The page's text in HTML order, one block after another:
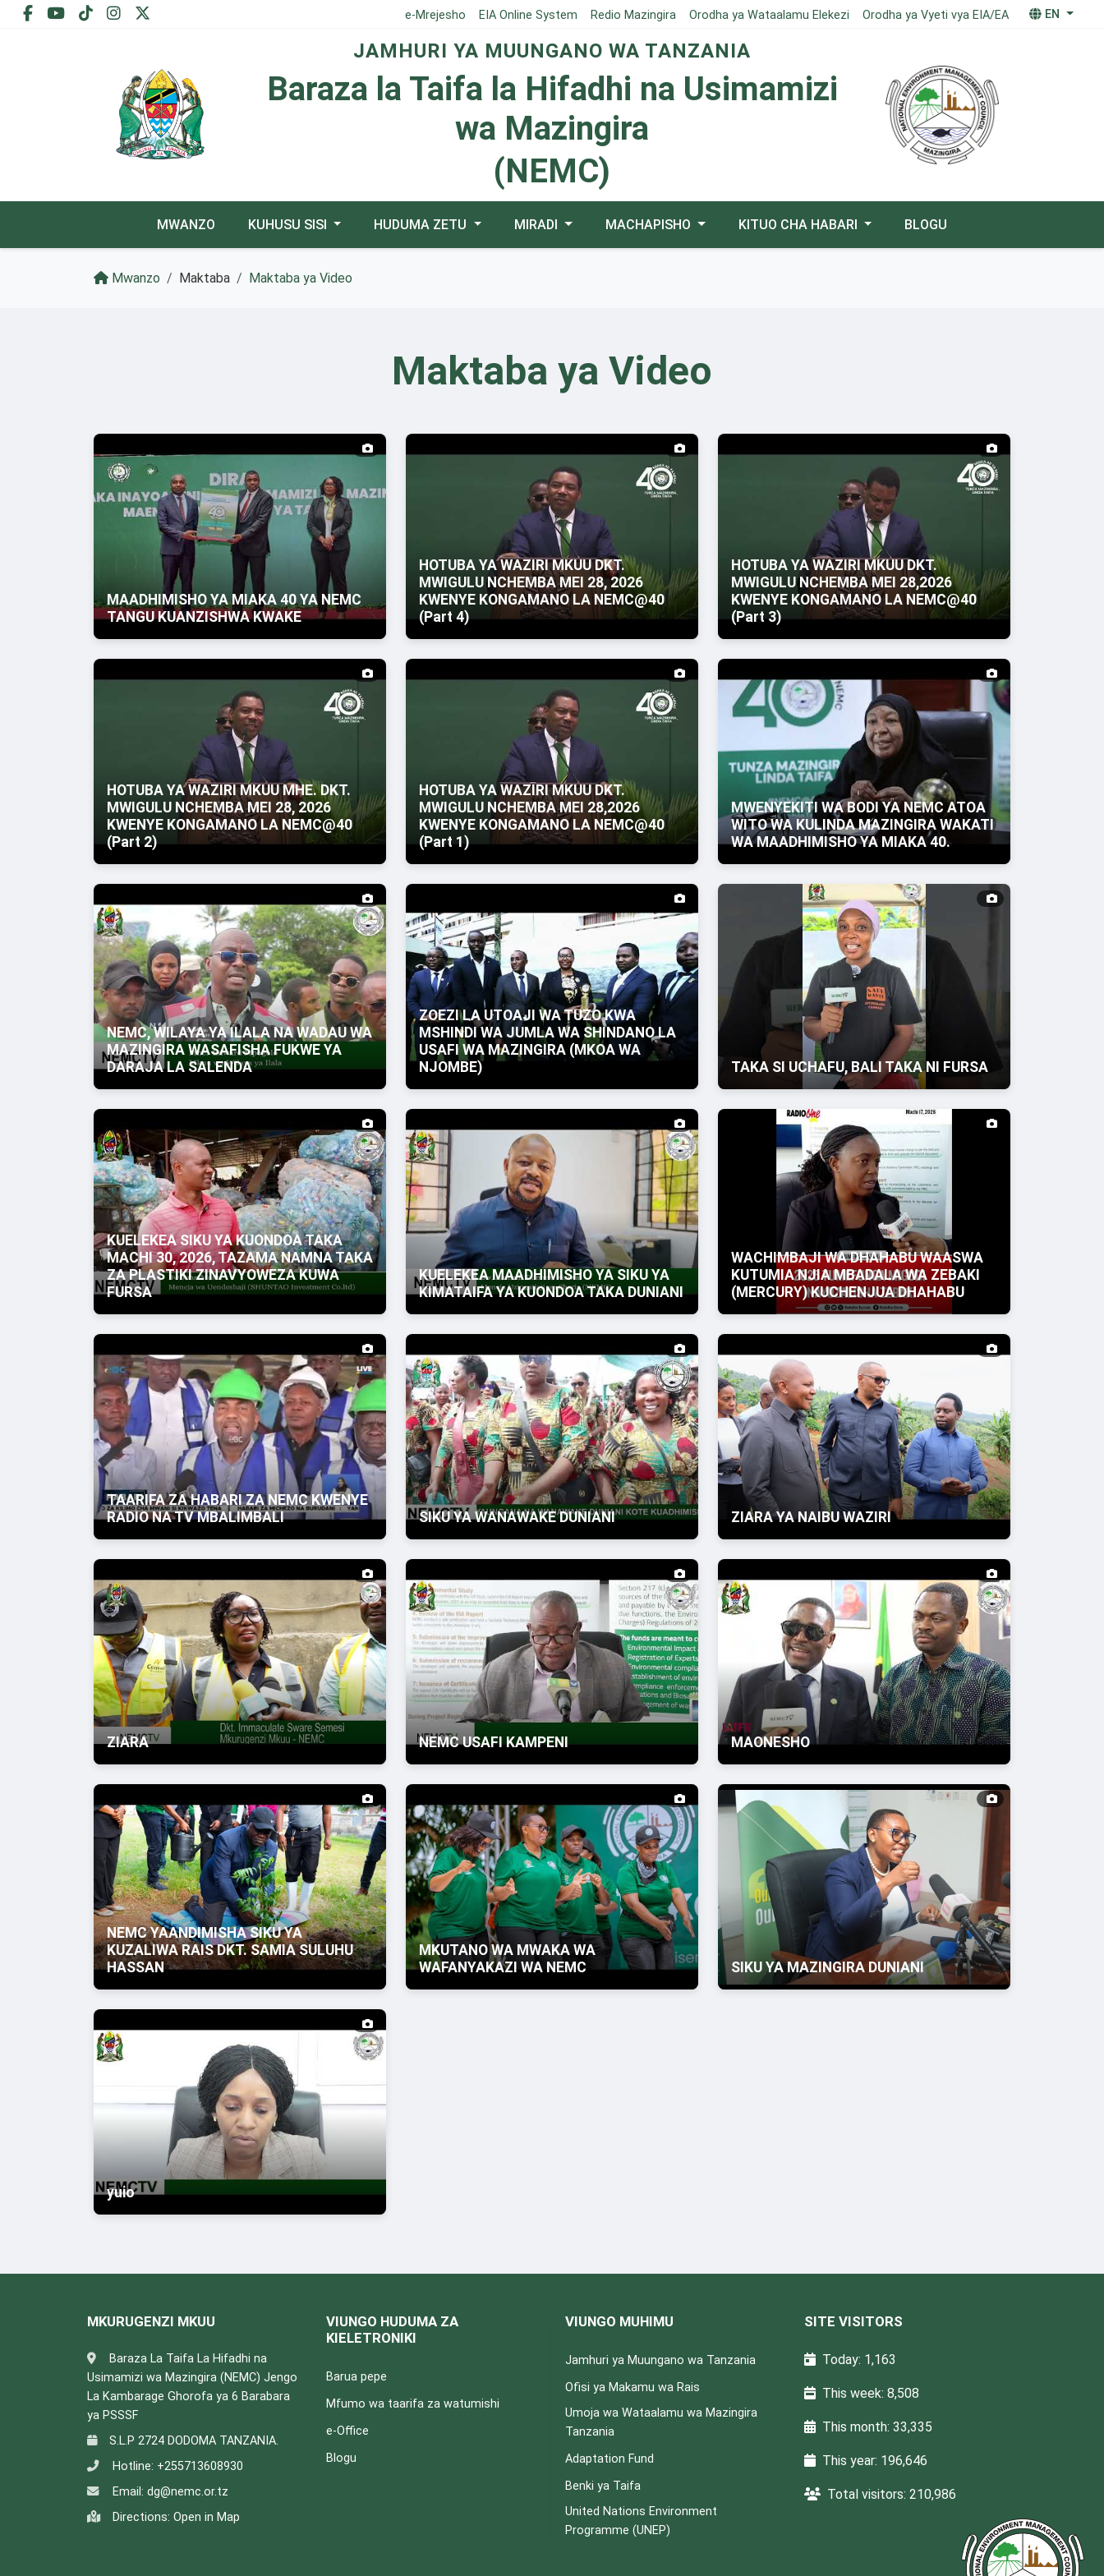
e-Mrejesho EIA Online System Redio Mazingira Orodha ya Wataalamu Elekezi Orodha ya Vyeti vya EIA/EA EN
JAMHURI YA MUUNGANO WA TANZANIA
Baraza la Taifa la Hifadhi na Usimamizi
wa Mazingira
(NEMC)
MWANZO KUHUSU SISI HUDUMA ZETU MIRADI MACHAPISHO KITUO CHA HABARI BLOGU
Mwanzo Maktaba Maktaba ya Video
Maktaba ya Video
MAADHIMISHO YA MIAKA 40 YA NEMC
TANGU KUANZISHWA KWAKE
HOTUBA YA WAZIRI MKUU DKT.
MWIGULU NCHEMBA MEI 28, 2026
KWENYE KONGAMANO LA NEMC@40
(Part 4)
HOTUBA YA WAZIRI MKUU DKT.
MWIGULU NCHEMBA MEI 28,2026
KWENYE KONGAMANO LA NEMC@40
(Part 3)
HOTUBA YA WAZIRI MKUU MHE. DKT.
MWIGULU NCHEMBA MEI 28, 2026
KWENYE KONGAMANO LA NEMC@40
(Part 2)
HOTUBA YA WAZIRI MKUU DKT.
MWIGULU NCHEMBA MEI 28,2026
KWENYE KONGAMANO LA NEMC@40
(Part 1)
MWENYEKITI WA BODI YA NEMC ATOA
WITO WA KULINDA MAZINGIRA WAKATI
WA MAADHIMISHO YA MIAKA 40.
NEMC, WILAYA YA ILALA NA WADAU WA
MAZINGIRA WASAFISHA FUKWE YA
DARAJA LA SALENDA
ZOEZI LA UTOAJI WA TUZO KWA
MSHINDI WA JUMLA WA SHINDANO LA
USAFI WA MAZINGIRA (MKOA WA
NJOMBE)
TAKA SI UCHAFU, BALI TAKA NI FURSA
KUELEKEA SIKU YA KUONDOA TAKA
MACHI 30, 2026, TAZAMA NAMNA TAKA
ZA PLASTIKI ZINAVYOWEZA KUWA
FURSA
KUELEKEA MAADHIMISHO YA SIKU YA
KIMATAIFA YA KUONDOA TAKA DUNIANI
WACHIMBAJI WA DHAHABU WAASWA
KUTUMIA NJIA MBADALA WA ZEBAKI
(MERCURY) KUCHENJUA DHAHABU
TAARIFA ZA HABARI ZA NEMC KWENYE
RADIO NA TV MBALIMBALI
SIKU YA WANAWAKE DUNIANI ZIARA YA NAIBU WAZIRI
ZIARA NEMC USAFI KAMPENI MAONESHO
NEMC YAANDIMISHA SIKU YA
KUZALIWA RAIS DKT. SAMIA SULUHU
HASSAN
MKUTANO WA MWAKA WA
WAFANYAKAZI WA NEMC
SIKU YA MAZINGIRA DUNIANI
yuio
MKURUGENZI MKUU
Baraza La Taifa La Hifadhi na
Usimamizi wa Mazingira (NEMC) Jengo
La Kambarage Ghorofa ya 6 Barabara
ya PSSSF
S.L.P 2724 DODOMA TANZANIA.
Hotline: +255713608930
Email: dg@nemc.or.tz
Directions: Open in Map
VIUNGO HUDUMA ZA
KIELETRONIKI
Barua pepe
Mfumo wa taarifa za watumishi
e-Office
Blogu
VIUNGO MUHIMU
Jamhuri ya Muungano wa Tanzania
Ofisi ya Makamu wa Rais
Umoja wa Wataalamu wa Mazingira
Tanzania
Adaptation Fund
Benki ya Taifa
United Nations Environment
Programme (UNEP)
SITE VISITORS
Today: 1,163
This week: 8,508
This month: 33,335
This year: 196,646
Total visitors: 210,986